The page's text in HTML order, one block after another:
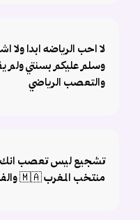
لا احب الرياضه ابدا
وسلم عليكم بسنتي ولم
والتعصب الرياضي
تشجيع ليس تعصب انك
منتخب المغرب 🇲🇦 والفريق ريال مدريد